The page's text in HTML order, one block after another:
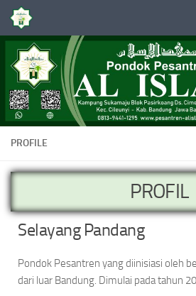
Skip to content
PROFILE
PROFIL
Selayang Pandang
Pondok Pesantren yang diinisiasi oleh
dari luar Bandung. Dimulai pada tahun